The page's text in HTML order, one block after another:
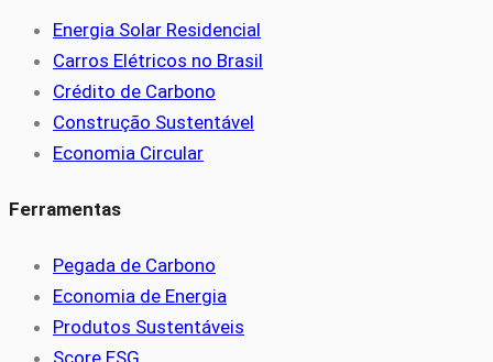
Energia Solar Residencial
Carros Elétricos no Brasil
Crédito de Carbono
Construção Sustentável
Economia Circular
Ferramentas
Pegada de Carbono
Economia de Energia
Produtos Sustentáveis
Score ESG